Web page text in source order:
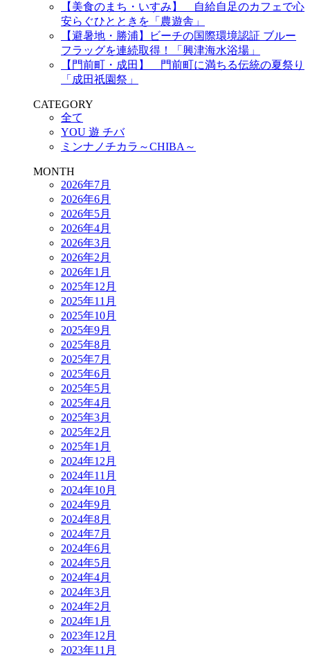
【美食のまち・いすみ】 自給自足のカフェで心
安らぐひとときを「農遊舎」
【避暑地・勝浦】ビーチの国際環境認証 ブルー
フラッグを連続取得！「興津海水浴場」
【門前町・成田】 門前町に満ちる伝統の夏祭り
「成田祇園祭」
CATEGORY
全て
YOU 遊 チバ
ミンナノチカラ～CHIBA～
MONTH
2026年7月
2026年6月
2026年5月
2026年4月
2026年3月
2026年2月
2026年1月
2025年12月
2025年11月
2025年10月
2025年9月
2025年8月
2025年7月
2025年6月
2025年5月
2025年4月
2025年3月
2025年2月
2025年1月
2024年12月
2024年11月
2024年10月
2024年9月
2024年8月
2024年7月
2024年6月
2024年5月
2024年4月
2024年3月
2024年2月
2024年1月
2023年12月
2023年11月